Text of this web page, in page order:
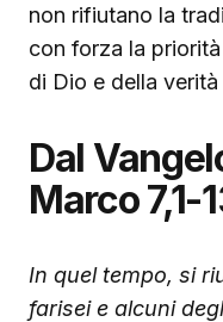
non rifiutano la
con forza la
di Dio e della
Dal
Marco 7,1-
In quel tempo, si
farisei e alcuni